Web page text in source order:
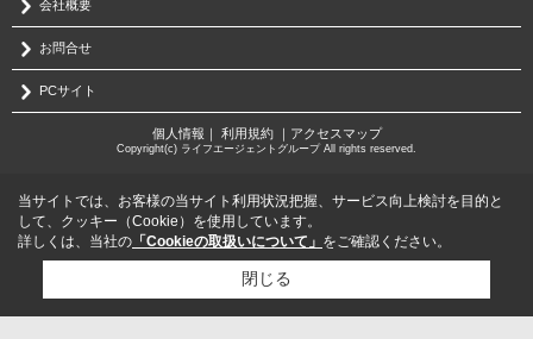
会社概要
お問合せ
PCサイト
個人情報 ｜ 利用規約｜ アクセスマップ
Copyright(c) ライフエージェントグループ All rights reserved.
当サイトでは、お客様の当サイト利用状況把握、サービス向上検討を目的と
して、クッキー（Cookie）を使用しています。
詳しくは、当社の 「Cookieの取扱いについて」 をご確認ください。
閉じる